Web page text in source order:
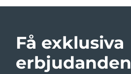
Få exklusiva
erbjudanden